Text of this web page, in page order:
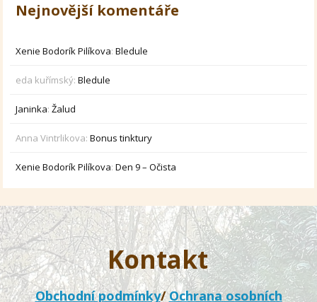
Nejnovější komentáře
Xenie Bodorík Pilíkova:Bledule
eda kuřímský:Bledule
Janinka:Žalud
Anna Vintrlikova:Bonus tinktury
Xenie Bodorík Pilíkova:Den 9 – Očista
Kontakt
Obchodní podmínky/Ochrana osobních